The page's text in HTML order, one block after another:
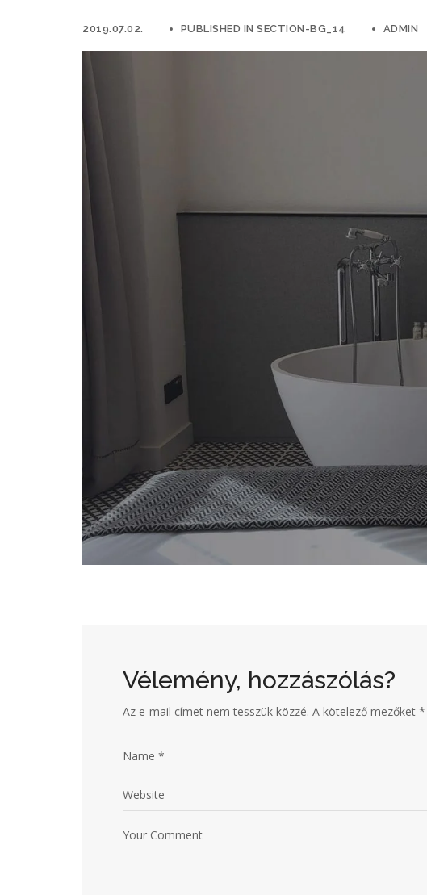
2019.07.02. PUBLISHED IN SECTION-BG_14 ADMIN
Vélemény, hozzászólás?
Az e-mail címet nem tesszük közzé. A kötelező mezőket *